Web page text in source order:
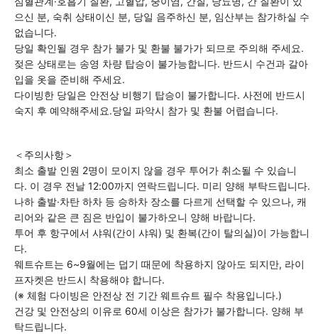
으신 분, 숙취 상태이신 분, 당일 음주하신 분, 임산부는 참가하실 수
없습니다.
당일 확인될 경우 참가 불가 및 환불 불가가 되므로 주의해 주세요.
젖은 상태로는 송영 차량 탑승이 불가능합니다. 반드시 수건과 갈아
입을 옷을 준비해 주세요.
다이빙한 당일은 안전상 비행기 탑승이 불가합니다. 사전에 반드시
숙지 후 예약해주세요.당일 파악시 참가 및 환불 어렵습니다.
＜주의사항＞
최소 출발 인원 2명이 모이지 않을 경우 투어가 취소될 수 있습니
다. 이 경우 전날 12:00까지 연락드립니다. 미리 양해 부탁드립니다.
나하 출발·차탄 하차 등 승하차 장소를 다르게 선택할 수 있으나, 캐
리어와 같은 큰 짐은 반입이 불가하오니 양해 바랍니다.
투어 후 항구에서 샤워(간이 샤워) 및 환복(간이 탈의실)이 가능합니
다.
웨트슈트는 6~9월에는 덥기 때문에 착용하지 않아도 되지만, 라이
프자켓은 반드시 착용해야 합니다.
(※ 체험 다이빙은 안전상 전 기간 웨트슈트 필수 착용입니다.)
건강 및 안전상의 이유로 60세 이상은 참가가 불가합니다. 양해 부
탁드립니다.